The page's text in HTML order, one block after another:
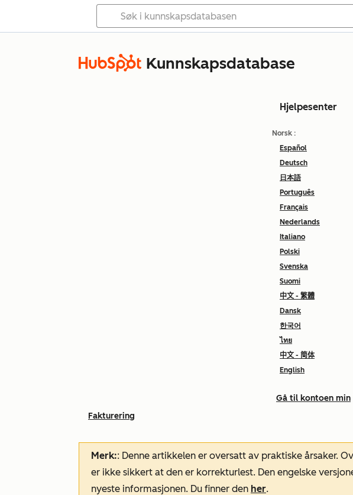
Kunnskapsdatabase
Hjelpesenter
Norsk :
Español
Deutsch
日本語
Português
Français
Nederlands
Italiano
Polski
Svenska
Suomi
中文 - 繁體
Dansk
한국어
ไทย
中文 - 简体
English
Gå til kontoen min
Fakturering
Merk:: Denne artikkelen er oversatt av praktiske årsaker.
er ikke sikkert at den er korrekturlest. Den engelske
nyeste informasjonen. Du finner den her.